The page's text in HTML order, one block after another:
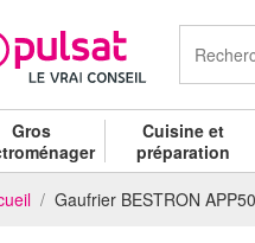
Gros
Cuisine et
préparation
Gaufrier BESTRON